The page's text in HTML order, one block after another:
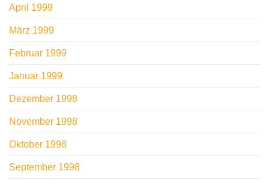
April 1999
März 1999
Februar 1999
Januar 1999
Dezember 1998
November 1998
Oktober 1998
September 1998